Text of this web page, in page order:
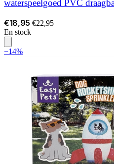
waterspeelgoed PVC
€18,95 €22,95
En stock
−14%